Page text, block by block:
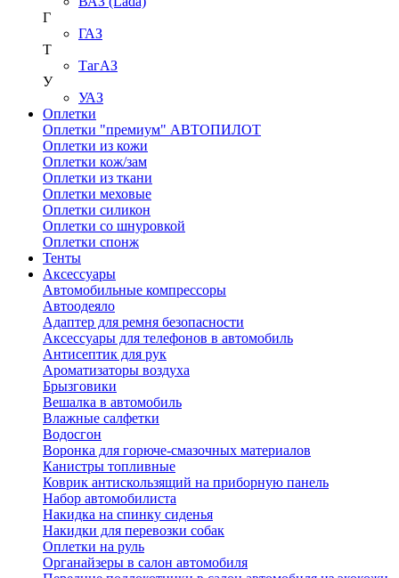
Г
ГАЗ
Т
ТагАЗ
У
УАЗ
Оплетки
Оплетки "премиум" АВТОПИЛОТ
Оплетки из кожи
Оплетки кож/зам
Оплетки из ткани
Оплетки меховые
Оплетки силикон
Оплетки со шнуровкой
Оплетки спонж
Тенты
Аксессуары
Автомобильные компрессоры
Автоодеяло
Адаптер для ремня безопасности
Аксессуары для телефонов в автомобиль
Антисептик для рук
Ароматизаторы воздуха
Брызговики
Вешалка в автомобиль
Влажные салфетки
Водосгон
Воронка для горюче-смазочных материалов
Канистры топливные
Коврик антискользящий на приборную панель
Набор автомобилиста
Накидка на спинку сиденья
Накидки для перевозки собак
Оплетки на руль
Органайзеры в салон автомобиля